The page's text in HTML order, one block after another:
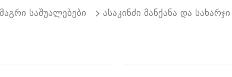
საშუალებები ასაკინძი მანქანა და